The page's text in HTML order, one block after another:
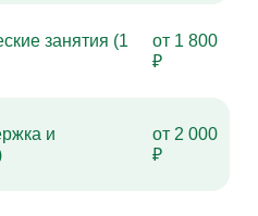
занятия (1
от 1 800
₽
и
от 2 000
₽